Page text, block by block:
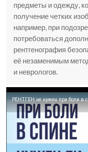
предметы и одежду,
получение четких
например, при
потребоваться
рентгенография
её незаменимым
и неврологов.
РЕНТГЕН не нужен при боли в